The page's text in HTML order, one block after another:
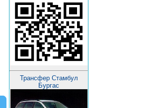
Трансфер Стамбул
Бургас